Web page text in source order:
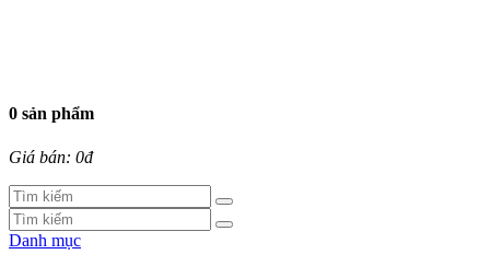
0 sản phẩm
Giá bán: 0đ
Danh mục